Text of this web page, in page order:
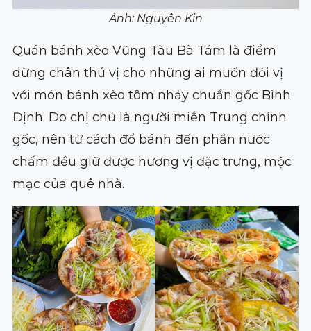
Ảnh: Nguyên Kin
Quán bánh xèo Vũng Tàu Bà Tám là điểm
dừng chân thú vị cho những ai muốn đổi vị
với món bánh xèo tôm nhảy chuẩn gốc Bình
Định. Do chị chủ là người miền Trung chính
gốc, nên từ cách đổ bánh đến phần nước
chấm đều giữ được hương vị đặc trưng, mộc
mạc của quê nhà.